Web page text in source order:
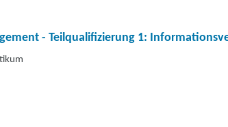
- Teilqualifizierung 1: